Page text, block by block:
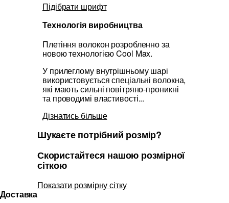
Підібрати шрифт
Технологія виробництва
Плетіння волокон розробленно за
новою технологією Cool Max.
У прилеглому внутрішньому шарі
використовується спеціальні волокна,
які мають сильні повітряно-проникні
та проводимі властивості...
Дізнатись більше
Шукаєте потрібний розмір?
Скористайтеся нашою розмірної
сіткою
Показати розмірну сітку
Доставка